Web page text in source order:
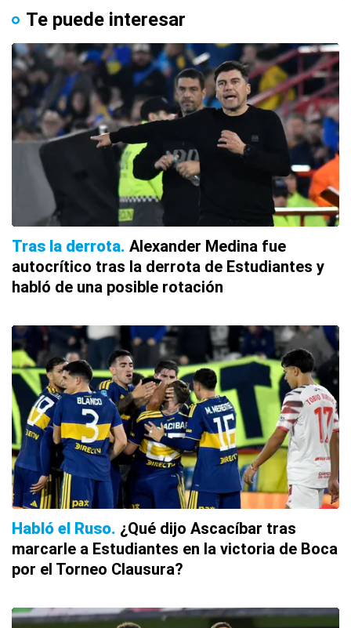
Te puede interesar
Tras la derrota Alexander Medina fue
autocrítico tras la derrota de Estudiantes y
habló de una posible rotación
Habló el Ruso ¿Qué dijo Ascacíbar tras
marcarle a Estudiantes en la victoria de Boca
por el Torneo Clausura?